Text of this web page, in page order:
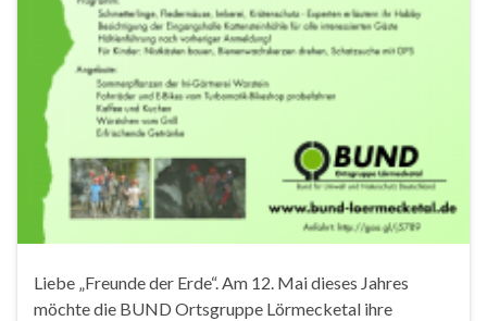
Liebe „Freunde der Erde“. Am 12. Mai dieses Jahres
möchte die BUND Ortsgruppe Lörmecketal ihre